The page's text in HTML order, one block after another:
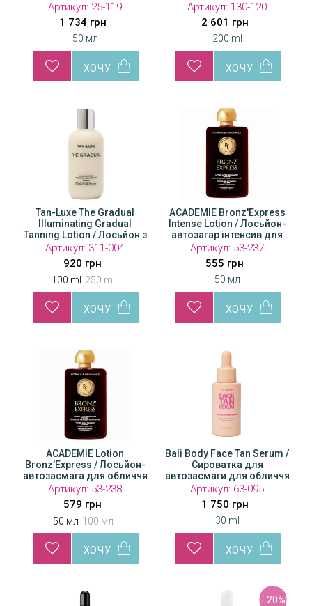
Артикул: 25-119
1 734 грн
50 мл
Артикул: 130-120
2 601 грн
200 ml
Tan-Luxe The Gradual
Illuminating Gradual
Tanning Lotion / Лосьйон з
ефектом поступової
автозасмаги
Артикул: 311-004
920 грн
Tan-Luxe The Gradual
Illuminating Gradual
Tanning Lotion / Лосьйон з
ефектом поступової
автозасмаги
Артикул:311-005
1 564 грн
100 ml 250 ml
ACADEMIE Bronz'Express
Intense Lotion / Лосьйон-
автозагар інтенсив для
обличчя та тіла
Артикул: 53-237
555 грн
50 мл
ACADEMIE Lotion
Bronz’Express / Лосьйон-
автозасмага для обличчя
і тіла
Артикул: 53-238
579 грн
ACADEMIE Lotion
Bronz’Express / Лосьйон-
автозасмага для обличчя
і тіла
Артикул:53-160
1 304 грн
50 мл 100 мл
Bali Body Face Tan Serum /
Сироватка для
автозасмаги для обличчя
Артикул: 63-095
1 750 грн
30 ml
- 20%